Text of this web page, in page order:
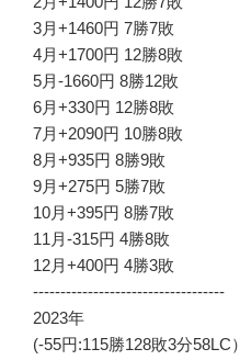
3月+1460円 7勝7敗
4月+1700円 12勝8敗
5月-1660円 8勝12敗
6月+330円 12勝8敗
7月+2090円 10勝8敗
8月+935円 8勝9敗
9月+275円 5勝7敗
10月+395円 8勝7敗
11月-315円 4勝8敗
12月+400円 4勝3敗
-----------------------------------
2023年
(-55円:115勝128敗3分58LC）